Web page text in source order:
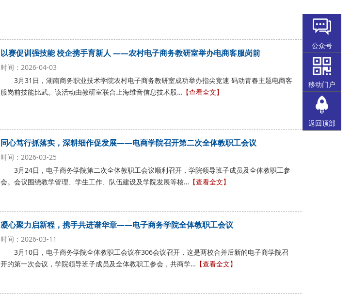
以赛促训强技能 校企携手育新人 ——农村电子商务教研室举办电商客服岗前
时间：2026-04-03
3月31日，湖南商务职业技术学院农村电子商务教研室成功举办指尖竞速 码动青春主题电商客
服岗前技能比武。该活动由教研室联合上海维音信息技术股… 【查看全文】
同心笃行抓落实，深耕细作促发展——电商学院召开第二次全体教职工会议
时间：2026-03-25
3月24日，电子商务学院第二次全体教职工会议顺利召开，学院领导班子成员及全体教职工参
会。会议围绕教学管理、学生工作、队伍建设及学院发展等核… 【查看全文】
凝心聚力启新程，携手共进谱华章——电子商务学院全体教职工会议
时间：2026-03-11
3月10日，电子商务学院全体教职工会议在306会议召开，这是两校合并后新的电子商学院召
开的第一次会议，学院领导班子成员及全体教职工参会，共商学… 【查看全文】
公众号
移动门户
返回顶部